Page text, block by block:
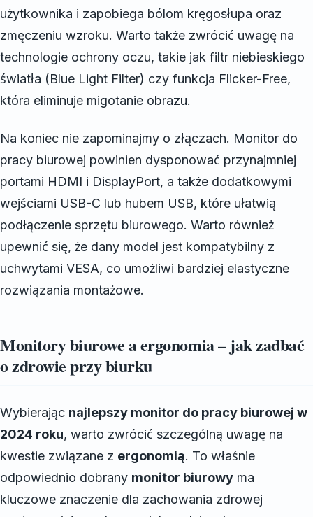
użytkownika i zapobiega bólom kręgosłupa oraz
zmęczeniu wzroku. Warto także zwrócić uwagę na
technologie ochrony oczu, takie jak filtr niebieskiego
światła (Blue Light Filter) czy funkcja Flicker-Free,
która eliminuje migotanie obrazu.
Na koniec nie zapominajmy o złączach. Monitor do
pracy biurowej powinien dysponować przynajmniej
portami HDMI i DisplayPort, a także dodatkowymi
wejściami USB-C lub hubem USB, które ułatwią
podłączenie sprzętu biurowego. Warto również
upewnić się, że dany model jest kompatybilny z
uchwytami VESA, co umożliwi bardziej elastyczne
rozwiązania montażowe.
Monitory biurowe a ergonomia – jak zadbać
o zdrowie przy biurku
Wybierając najlepszy monitor do pracy biurowej w
2024 roku, warto zwrócić szczególną uwagę na
kwestie związane z ergonomią. To właśnie
odpowiednio dobrany monitor biurowy ma
kluczowe znaczenie dla zachowania zdrowej